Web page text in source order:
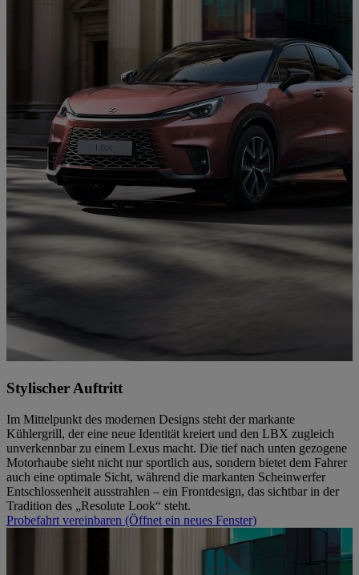
Stylischer Auftritt
Im Mittelpunkt des modernen Designs steht der markante
Kühlergrill, der eine neue Identität kreiert und den LBX zugleich
unverkennbar zu einem Lexus macht. Die tief nach unten gezogene
Motorhaube sieht nicht nur sportlich aus, sondern bietet dem Fahrer
auch eine optimale Sicht, während die markanten Scheinwerfer
Entschlossenheit ausstrahlen – ein Frontdesign, das sichtbar in der
Tradition des „Resolute Look“ steht.
Probefahrt vereinbaren (Öffnet ein neues Fenster)